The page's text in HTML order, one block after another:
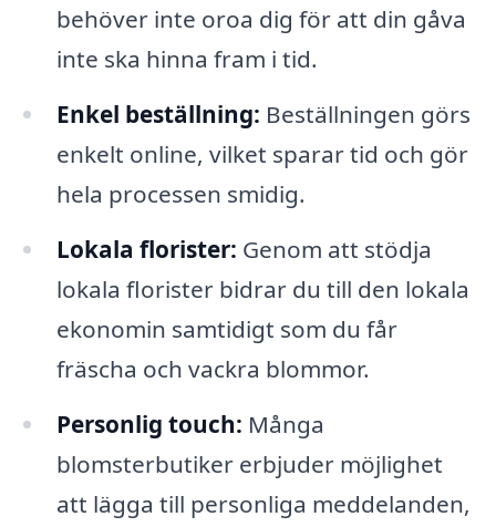
behöver inte oroa dig för att din gåva
inte ska hinna fram i tid.
Enkel beställning: Beställningen görs
enkelt online, vilket sparar tid och gör
hela processen smidig.
Lokala florister: Genom att stödja
lokala florister bidrar du till den lokala
ekonomin samtidigt som du får
fräscha och vackra blommor.
Personlig touch: Många
blomsterbutiker erbjuder möjlighet
att lägga till personliga meddelanden,